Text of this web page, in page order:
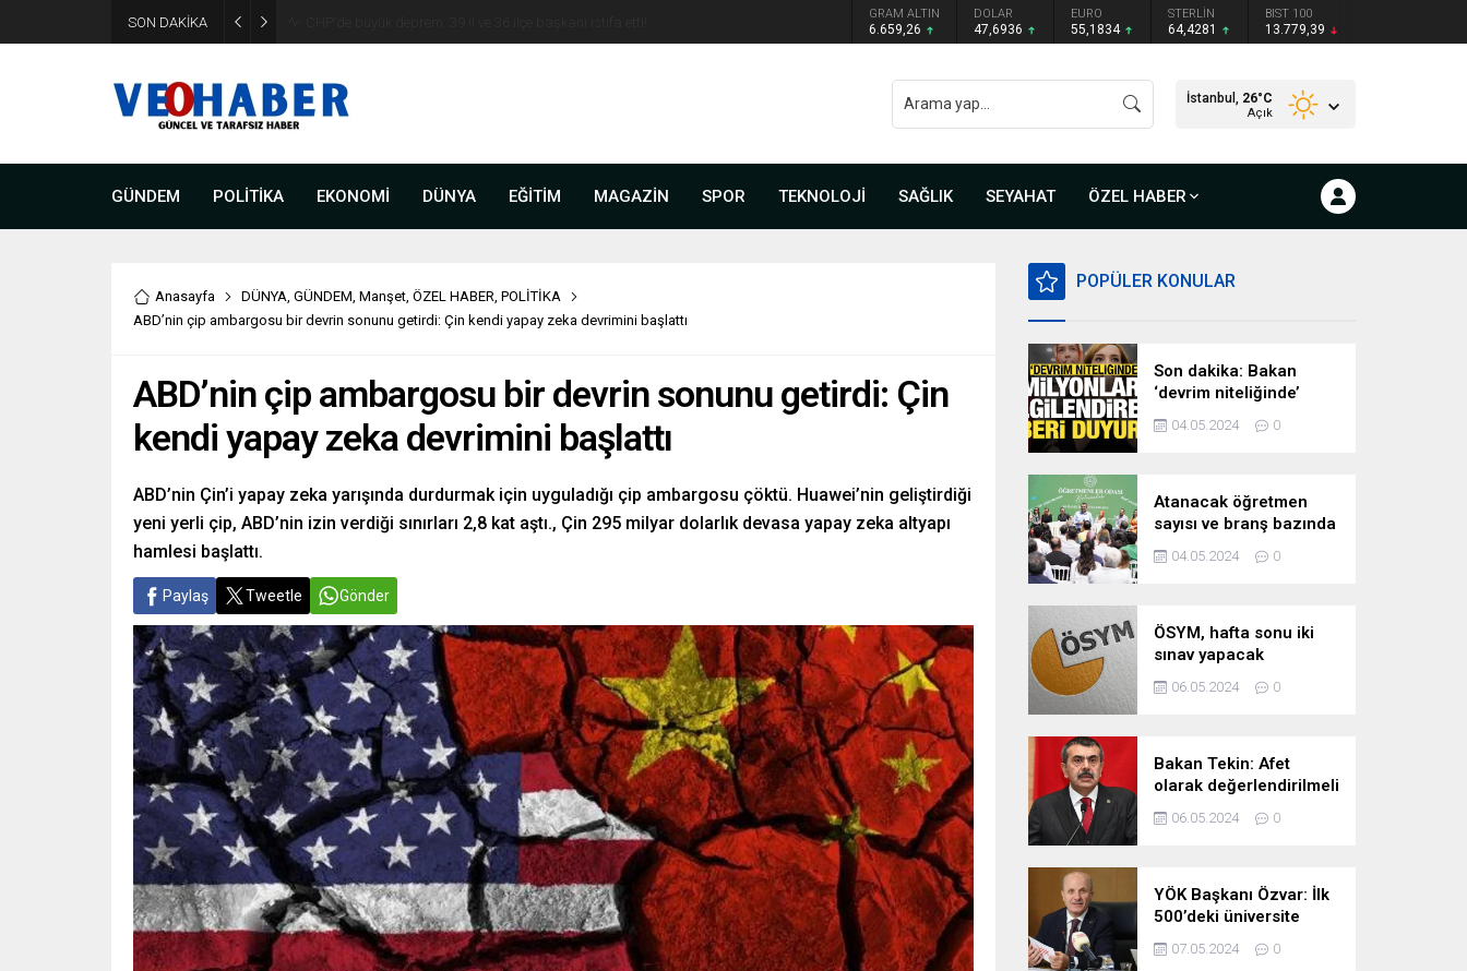
SON DAKİKA GRAM ALTIN
6.659,26
DOLAR
47,6936
EURO
55,1834
STERLİN
64,4281
BIST 100
13.779,39
İstanbul, 26°C
Açık
GÜNDEM POLİTİKA EKONOMİ DÜNYA EĞİTİM MAGAZİN SPOR TEKNOLOJİ SAĞLIK SEYAHAT ÖZEL HABER
Anasayfa DÜNYA, GÜNDEM, Manşet, ÖZEL HABER, POLİTİKA
ABD’nin çip ambargosu bir devrin sonunu getirdi: Çin kendi yapay zeka devrimini başlattı
ABD’nin çip ambargosu bir devrin sonunu getirdi: Çin
kendi yapay zeka devrimini başlattı
ABD’nin Çin’i yapay zeka yarışında durdurmak için uyguladığı çip ambargosu çöktü. Huawei’nin geliştirdiği
yeni yerli çip, ABD’nin izin verdiği sınırları 2,8 kat aştı., Çin 295 milyar dolarlık devasa yapay zeka altyapı
hamlesi başlattı.
Paylaş Tweetle Gönder
POPÜLER KONULAR
Son dakika: Bakan
‘devrim niteliğinde’
deyip duyurdu!
Milyonları ilgilendiren
04.05.2024 0
Atanacak öğretmen
sayısı ve branş bazında
kontenjan dağılımları
pazartesi belli oluyor
04.05.2024 0
ÖSYM, hafta sonu iki
sınav yapacak
06.05.2024 0
Bakan Tekin: Afet
olarak değerlendirilmeli
06.05.2024 0
YÖK Başkanı Özvar: İlk
500’deki üniversite
sayımızı 10’a çıkarmayı
hedefliyoruz
07.05.2024 0